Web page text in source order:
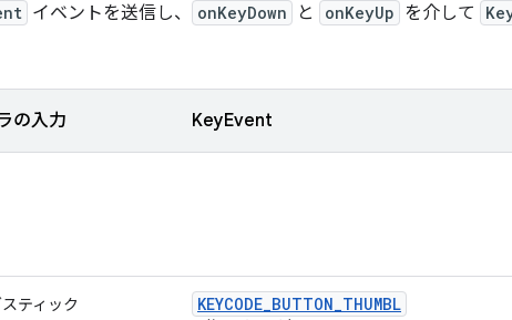
イベントを送信し、 onKeyDown と onKeyUp を介して
の入力 KeyEvent
ティック KEYCODE_BUTTON_THUMBL